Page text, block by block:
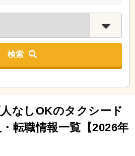
検索
なしOKのタクシード
転職情報一覧【2026年